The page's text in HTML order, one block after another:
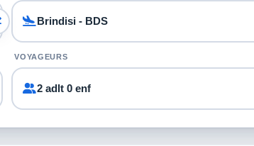
VOYAGEURS
2 adlt 0 enf